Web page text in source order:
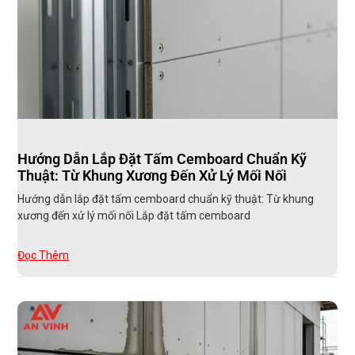
Hướng Dẫn Lắp Đặt Tấm Cemboard Chuẩn Kỹ
Thuật: Từ Khung Xương Đến Xử Lý Mối Nối
Hướng dẫn lắp đặt tấm cemboard chuẩn kỹ thuật: Từ khung
xương đến xử lý mối nối Lắp đặt tấm cemboard
Đọc Thêm